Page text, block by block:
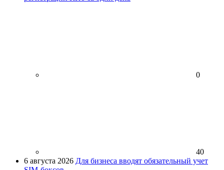
0
40
6 августа 2026 Для бизнеса вводят обязательный учет